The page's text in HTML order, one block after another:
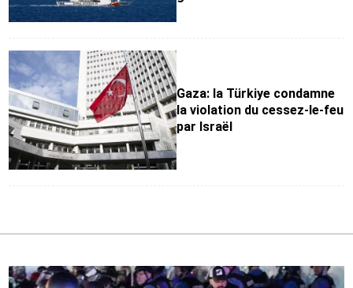
Gaza: la Türkiye condamne
la violation du cessez-le-feu
par Israël